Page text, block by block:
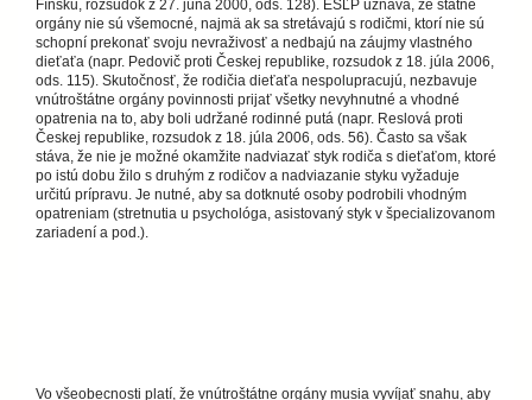
Fínsku, rozsudok z 27. júna 2000, ods. 128). ESĽP uznáva, že štátne
orgány nie sú všemocné, najmä ak sa stretávajú s rodičmi, ktorí nie sú
schopní prekonať svoju nevraživosť a nedbajú na záujmy vlastného
dieťaťa (napr. Pedovič proti Českej republike, rozsudok z 18. júla 2006,
ods. 115). Skutočnosť, že rodičia dieťaťa nespolupracujú, nezbavuje
vnútroštátne orgány povinnosti prijať všetky nevyhnutné a vhodné
opatrenia na to, aby boli udržané rodinné putá (napr. Reslová proti
Českej republike, rozsudok z 18. júla 2006, ods. 56). Často sa však
stáva, že nie je možné okamžite nadviazať styk rodiča s dieťaťom, ktoré
po istú dobu žilo s druhým z rodičov a nadviazanie styku vyžaduje
určitú prípravu. Je nutné, aby sa dotknuté osoby podrobili vhodným
opatreniam (stretnutia u psychológa, asistovaný styk v špecializovanom
zariadení a pod.).
Vo všeobecnosti platí, že vnútroštátne orgány musia vyvíjať snahu, aby